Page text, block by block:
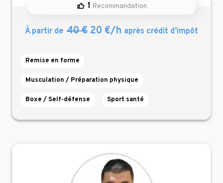
1 Recommandation
À partir de 40 € 20 €/h après crédit d’impôt
Remise en forme
Musculation / Préparation physique
Boxe / Self-défense Sport santé